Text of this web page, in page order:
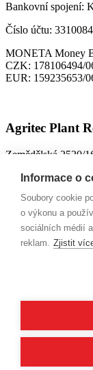
Bankovní spojení:
Číslo účtu:
MONETA Money
CZK: 178106494/
EUR: 159235653/
Agritec Plant
Zemědělská 2520/
IČO:26784246
ID datové schránky:
Spisová značka:
C
9. 10. 2002
2014–2026 ©
osobních údajů –
Informace o
Soubory cookie
o výkonu a
sociálních médií
reklam. Zjistit